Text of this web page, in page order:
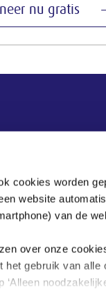
cookies worden
website
van de
over onze
het gebruik van
nu gratis
90405
Den Haag